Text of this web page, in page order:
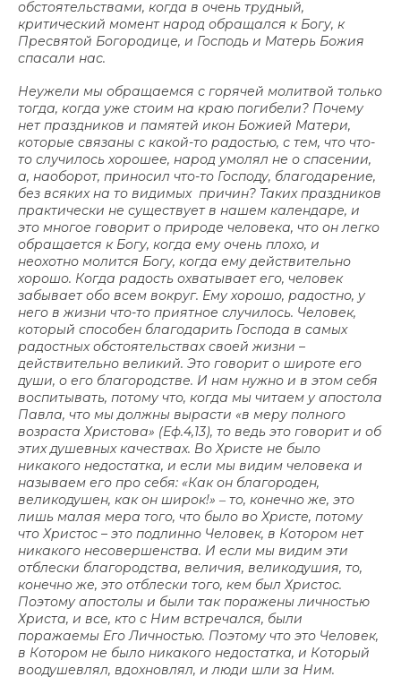
обстоятельствами, когда в очень трудный,
критический момент народ обращался к Богу, к
Пресвятой Богородице, и Господь и Матерь Божия
спасали нас.
Неужели мы обращаемся с горячей молитвой только
тогда, когда уже стоим на краю погибели? Почему
нет праздников и памятей икон Божией Матери,
которые связаны с какой-то радостью, с тем, что что-
то случилось хорошее, народ умолял не о спасении,
а, наоборот, приносил что-то Господу, благодарение,
без всяких на то видимых причин? Таких праздников
практически не существует в нашем календаре, и
это многое говорит о природе человека, что он легко
обращается к Богу, когда ему очень плохо, и
неохотно молится Богу, когда ему действительно
хорошо. Когда радость охватывает его, человек
забывает обо всем вокруг. Ему хорошо, радостно, у
него в жизни что-то приятное случилось. Человек,
который способен благодарить Господа в самых
радостных обстоятельствах своей жизни –
действительно великий. Это говорит о широте его
души, о его благородстве. И нам нужно и в этом себя
воспитывать, потому что, когда мы читаем у апостола
Павла, что мы должны вырасти «в меру полного
возраста Христова» (Еф.4,13), то ведь это говорит и об
этих душевных качествах. Во Христе не было
никакого недостатка, и если мы видим человека и
называем его про себя: «Как он благороден,
великодушен, как он широк!» ‒ то, конечно же, это
лишь малая мера того, что было во Христе, потому
что Христос – это подлинно Человек, в Котором нет
никакого несовершенства. И если мы видим эти
отблески благородства, величия, великодушия, то,
конечно же, это отблески того, кем был Христос.
Поэтому апостолы и были так поражены личностью
Христа, и все, кто с Ним встречался, были
поражаемы Его Личностью. Поэтому что это Человек,
в Котором не было никакого недостатка, и Который
воодушевлял, вдохновлял, и люди шли за Ним.